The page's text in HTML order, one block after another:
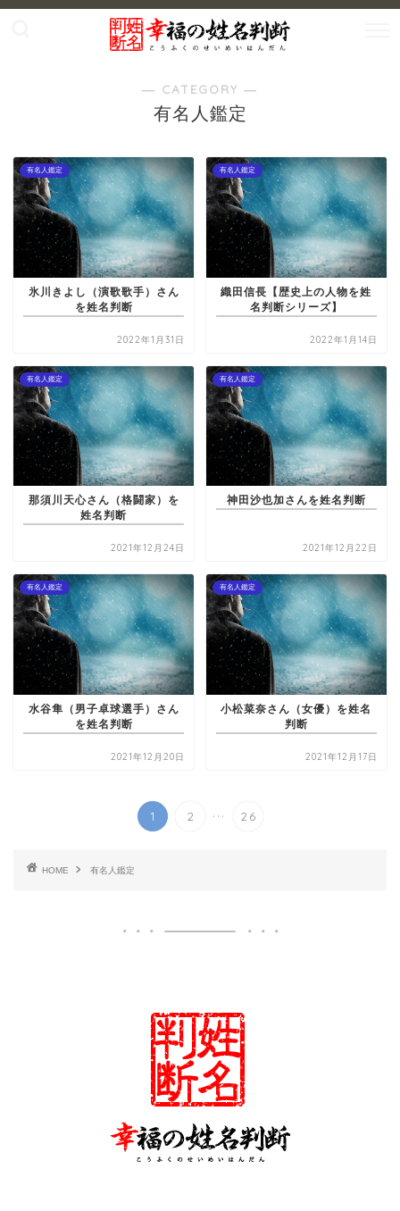
― CATEGORY ―
有名人鑑定
有名人鑑定
氷川きよし（演歌歌手）さん
を姓名判断
2022年1月31日
有名人鑑定
織田信長【歴史上の人物を姓
名判断シリーズ】
2022年1月14日
有名人鑑定
那須川天心さん（格闘家）を
姓名判断
2021年12月24日
有名人鑑定
神田沙也加さんを姓名判断
2021年12月22日
有名人鑑定
水谷隼（男子卓球選手）さん
を姓名判断
2021年12月20日
有名人鑑定
小松菜奈さん（女優）を姓名
判断
2021年12月17日
1 2 ... 26
HOME 有名人鑑定